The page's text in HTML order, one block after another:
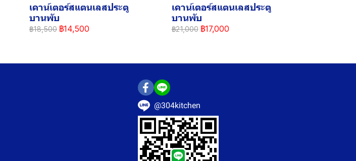
เคาน์เตอร์สแตนเลสประตู
บานพับ
฿18,500 ฿14,500
เคาน์เตอร์สแตนเลสประตู
บานพับ
฿21,000 ฿17,000
@304kitchen